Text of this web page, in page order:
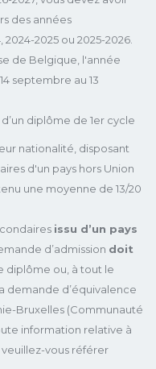
des années
2025 ou 2025-2026.
de Belgique, l'année
septembre au 13
diplôme de 1er cycle
nationalité, disposant
d'un pays hors Union
une moyenne de 13/20
issu d’un pays
d’admission doit
diplôme ou, à tout le
demande d’équivalence
Bruxelles (Communauté
information relative à
vous référer